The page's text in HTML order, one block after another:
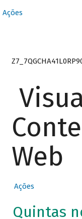
Ações
Web
Ações
Quintas